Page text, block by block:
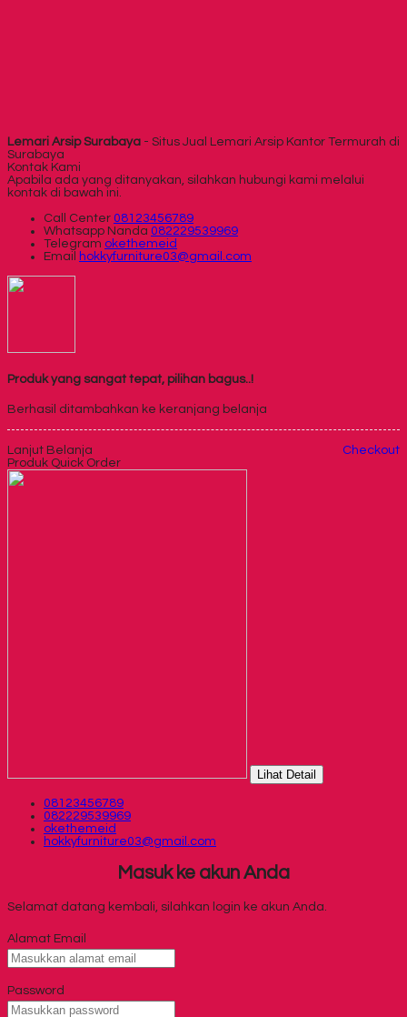
Lemari Arsip Surabaya - Situs Jual Lemari Arsip Kantor Termurah di
Surabaya
Kontak Kami
Apabila ada yang ditanyakan, silahkan hubungi kami melalui
kontak di bawah ini.
Call Center 08123456789
Whatsapp Nanda 082229539969
Telegram okethemeid
Email
hokkyfurniture03@gmail.com
Produk yang sangat tepat, pilihan bagus..!
Berhasil ditambahkan ke keranjang belanja
Lanjut Belanja
Checkout
Produk Quick Order
Lihat Detail
08123456789
082229539969
okethemeid
hokkyfurniture03@gmail.com
Masuk ke akun Anda
Selamat datang kembali, silahkan login ke akun Anda.
Alamat Email
Password